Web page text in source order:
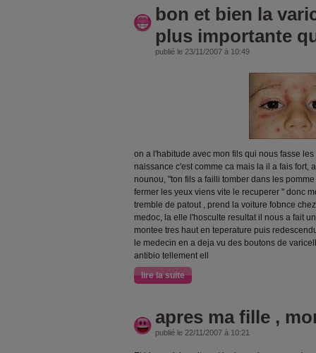
bon et bien la
plus importante
publié le 23/11/2007 à 10:49
on a l'habitude avec mon fils qui nous fasse
naissance c'est comme ca mais la il a fais fort,
nounou, "ton fils a failli tomber dans les
fermer les yeux viens vite le recuperer " donc
tremble de patout , prend la voiture fobnce
medoc, la elle l'hosculte resultat il nous a fait
montee tres haut en teperature puis
le medecin en a deja vu des boutons de
antibio tellement ell
lire la suite
apres ma fille ,
publié le 22/11/2007 à 10:21